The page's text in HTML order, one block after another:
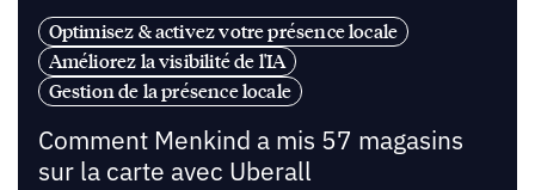
Optimisez & activez votre présence locale
Améliorez la visibilité de l'IA
Gestion de la présence locale
Comment Menkind a mis 57 magasins
sur la carte avec Uberall